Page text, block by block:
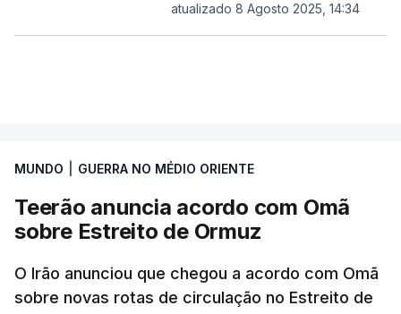
atualizado 8 Agosto 2025, 14:34
MUNDO GUERRA NO MÉDIO ORIENTE
Teerão anuncia acordo com Omã
sobre Estreito de Ormuz
O Irão anunciou que chegou a acordo com Omã
sobre novas rotas de circulação no Estreito de